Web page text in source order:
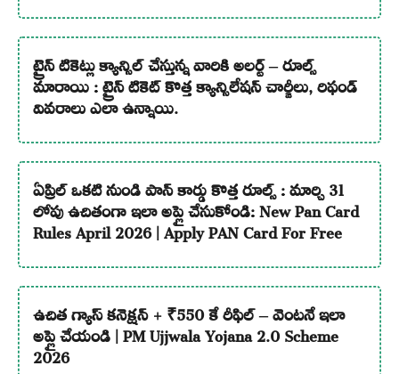
ట్రైన్ టికెట్లు క్యాన్సిల్ చేస్తున్న వారికి అలర్ట్ – రూల్స్
మారాయి : ట్రైన్ టికెట్ కొత్త క్యాన్సిలేషన్ చార్జీలు, రిఫండ్
వివరాలు ఎలా ఉన్నాయి.
ఏప్రిల్ ఒకటి నుండి పాన్ కార్డు కొత్త రూల్స్ : మార్చి 31
లోపు ఉచితంగా ఇలా అప్లై చేసుకోండి: New Pan Card
Rules April 2026 | Apply PAN Card For Free
ఉచిత గ్యాస్ కనెక్షన్ + ₹550 కే రీఫిల్ – వెంటనే ఇలా
అప్లై చేయండి | PM Ujjwala Yojana 2.0 Scheme
2026